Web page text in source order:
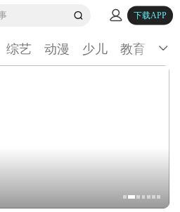
下载APP
综艺 动漫 少儿 教育 生